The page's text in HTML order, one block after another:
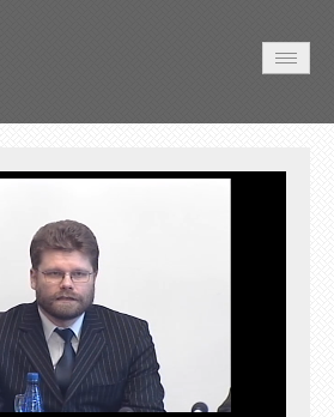
Esituskiirused
Auto